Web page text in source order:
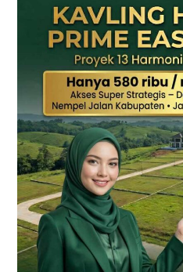
Puncak
Jalur
Wisata